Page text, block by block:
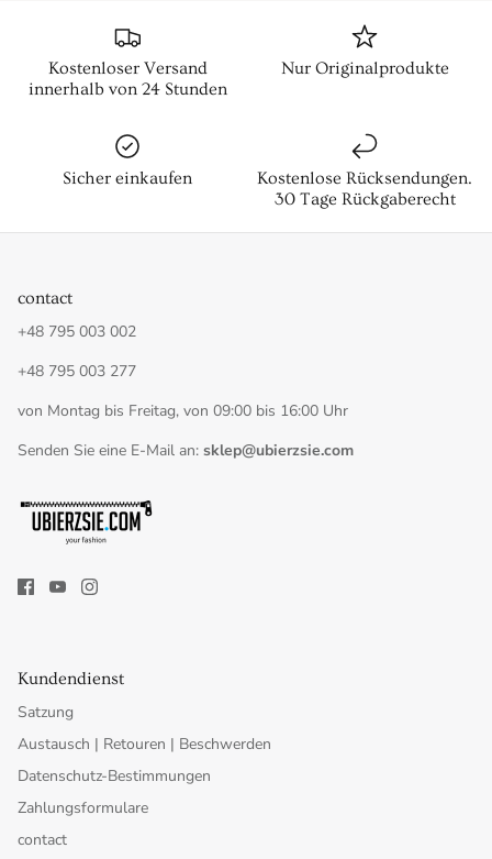
Kostenloser Versand
innerhalb von 24 Stunden
Nur Originalprodukte
Sicher einkaufen
Kostenlose Rücksendungen.
30 Tage Rückgaberecht
contact
+48 795 003 002
+48 795 003 277
von Montag bis Freitag, von 09:00 bis 16:00 Uhr
Senden Sie eine E-Mail an: sklep@ubierzsie.com
Kundendienst
Satzung
Austausch | Retouren | Beschwerden
Datenschutz-Bestimmungen
Zahlungsformulare
contact